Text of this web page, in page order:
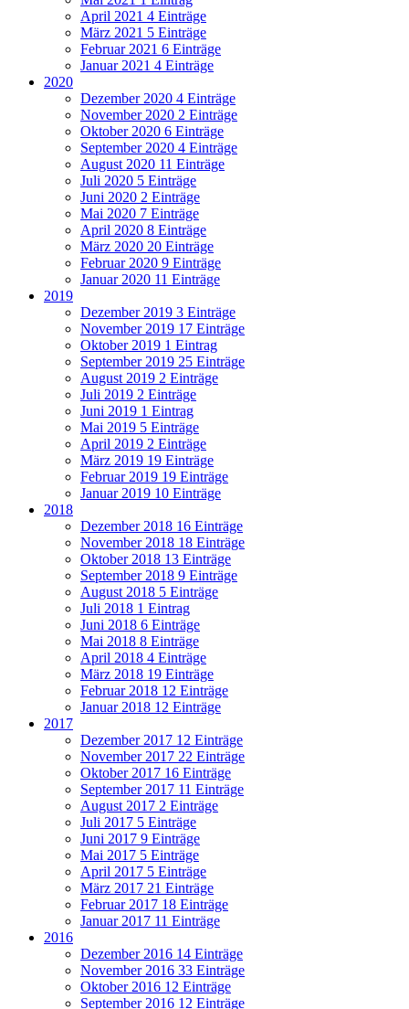
April 2021 4 Einträge
März 2021 5 Einträge
Februar 2021 6 Einträge
Januar 2021 4 Einträge
2020
Dezember 2020 4 Einträge
November 2020 2 Einträge
Oktober 2020 6 Einträge
September 2020 4 Einträge
August 2020 11 Einträge
Juli 2020 5 Einträge
Juni 2020 2 Einträge
Mai 2020 7 Einträge
April 2020 8 Einträge
März 2020 20 Einträge
Februar 2020 9 Einträge
Januar 2020 11 Einträge
2019
Dezember 2019 3 Einträge
November 2019 17 Einträge
Oktober 2019 1 Eintrag
September 2019 25 Einträge
August 2019 2 Einträge
Juli 2019 2 Einträge
Juni 2019 1 Eintrag
Mai 2019 5 Einträge
April 2019 2 Einträge
März 2019 19 Einträge
Februar 2019 19 Einträge
Januar 2019 10 Einträge
2018
Dezember 2018 16 Einträge
November 2018 18 Einträge
Oktober 2018 13 Einträge
September 2018 9 Einträge
August 2018 5 Einträge
Juli 2018 1 Eintrag
Juni 2018 6 Einträge
Mai 2018 8 Einträge
April 2018 4 Einträge
März 2018 19 Einträge
Februar 2018 12 Einträge
Januar 2018 12 Einträge
2017
Dezember 2017 12 Einträge
November 2017 22 Einträge
Oktober 2017 16 Einträge
September 2017 11 Einträge
August 2017 2 Einträge
Juli 2017 5 Einträge
Juni 2017 9 Einträge
Mai 2017 5 Einträge
April 2017 5 Einträge
März 2017 21 Einträge
Februar 2017 18 Einträge
Januar 2017 11 Einträge
2016
Dezember 2016 14 Einträge
November 2016 33 Einträge
Oktober 2016 12 Einträge
September 2016 12 Einträge